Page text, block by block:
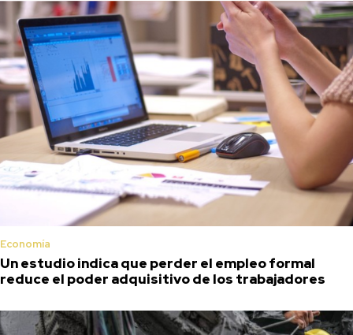
Economía
Un estudio indica que perder el empleo formal
reduce el poder adquisitivo de los trabajadores